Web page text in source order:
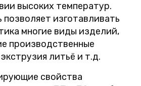
высоких температур.
изготавливать
многие виды изделий,
производственные
литьё и т.д.
свойства